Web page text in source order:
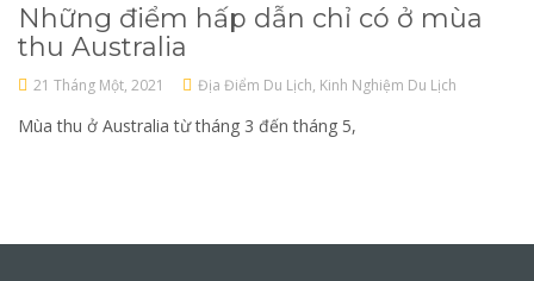
Những điểm hấp dẫn chỉ có ở mùa
thu Australia
21 Tháng Một, 2021 Địa Điểm Du Lịch, Kinh Nghiệm Du Lịch
Mùa thu ở Australia từ tháng 3 đến tháng 5,